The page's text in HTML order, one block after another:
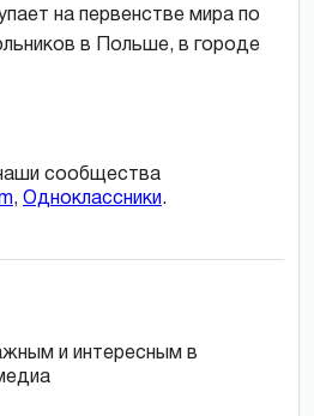
на первенстве мира по
в Польше, в городе
сообщества
, Одноклассники.
и интересным в